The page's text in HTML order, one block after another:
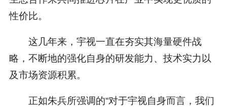
性价比。
这几年来，宇视一直在夯实其海量硬件战
略，不断地的强化自身的研发能力、技术实力以
及市场资源积累。
正如朱兵所强调的“对于宇视自身而言，我们